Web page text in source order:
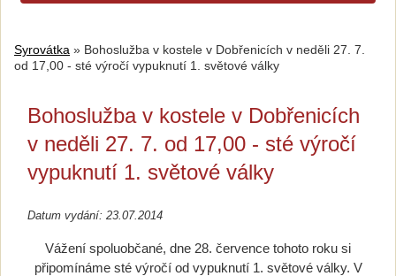
Syrovátka » Bohoslužba v kostele v Dobřenicích v neděli 27. 7.
od 17,00 - sté výročí vypuknutí 1. světové války
Bohoslužba v kostele v Dobřenicích
v neděli 27. 7. od 17,00 - sté výročí
vypuknutí 1. světové války
Datum vydání: 23.07.2014
Vážení spoluobčané, dne 28. července tohoto roku si
připomínáme sté výročí od vypuknutí 1. světové války. V